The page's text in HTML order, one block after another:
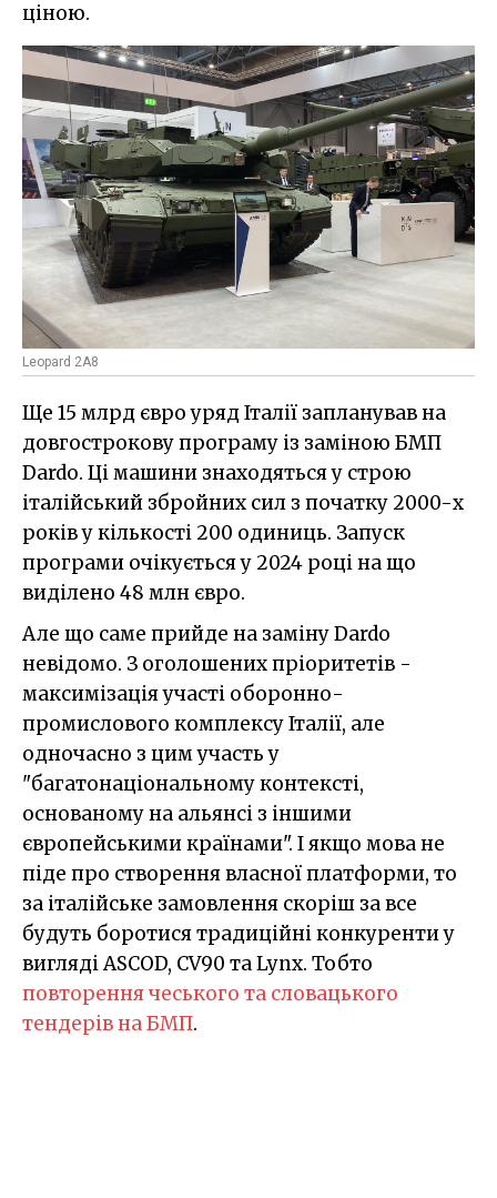
ціною.
Leopard 2A8
Ще 15 млрд євро уряд Італії запланував на
довгострокову програму із заміною БМП
Dardo. Ці машини знаходяться у строю
італійський збройних сил з початку 2000-х
років у кількості 200 одиниць. Запуск
програми очікується у 2024 році на що
виділено 48 млн євро.
Але що саме прийде на заміну Dardo
невідомо. З оголошених пріоритетів -
максимізація участі оборонно-
промислового комплексу Італії, але
одночасно з цим участь у
"багатонаціональному контексті,
основаному на альянсі з іншими
європейськими країнами". І якщо мова не
піде про створення власної платформи, то
за італійське замовлення скоріш за все
будуть боротися традиційні конкуренти у
вигляді ASCOD, CV90 та Lynx. Тобто
повторення чеського та словацького
тендерів на БМП.